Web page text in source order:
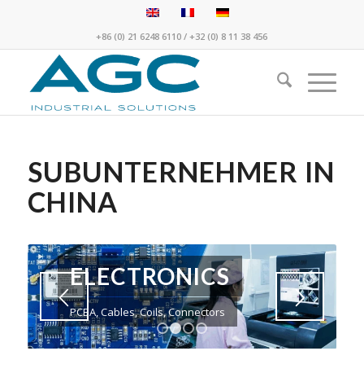
+86 (0) 21 6248 6110 /+32 (0) 8 11 38 456
SUBUNTERNEHMER IN
CHINA
ELECTRONICS
PCBA, Cables, Coils, Connectors
1 2 3 4